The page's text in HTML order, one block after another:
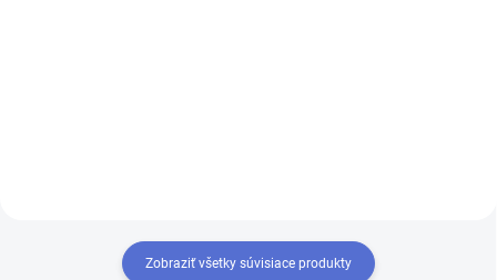
Zobraziť všetky súvisiace produkty